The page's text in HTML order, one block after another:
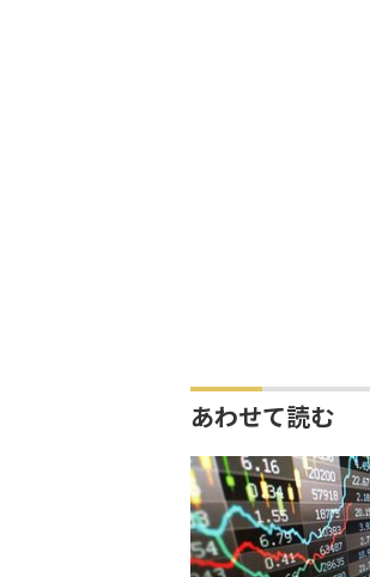
あわせて読む